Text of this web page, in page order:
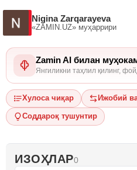
Nigina Zarqarayeva
«ZAMIN.UZ» муҳаррири
Zamin AI билан
Янгиликни таҳлил қилинг,
Хулоса чиқар Ижобий
Соддароқ тушунтир
ИЗОҲЛАР0